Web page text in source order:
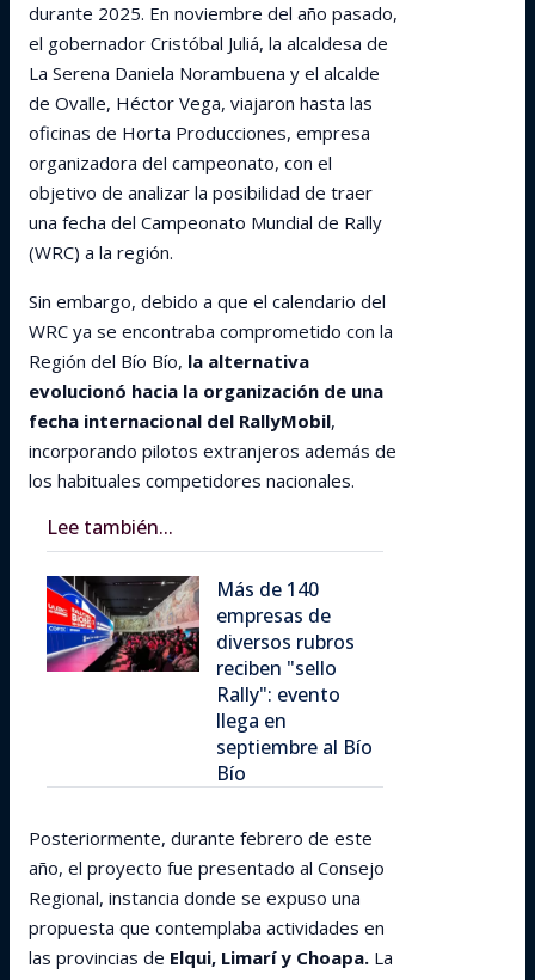
durante 2025. En noviembre del año pasado,
el gobernador Cristóbal Juliá, la alcaldesa de
La Serena Daniela Norambuena y el alcalde
de Ovalle, Héctor Vega, viajaron hasta las
oficinas de Horta Producciones, empresa
organizadora del campeonato, con el
objetivo de analizar la posibilidad de traer
una fecha del Campeonato Mundial de Rally
(WRC) a la región.
Sin embargo, debido a que el calendario del
WRC ya se encontraba comprometido con la
Región del Bío Bío, la alternativa
evolucionó hacia la organización de una
fecha internacional del RallyMobil,
incorporando pilotos extranjeros además de
los habituales competidores nacionales.
Lee también...
Más de 140
empresas de
diversos rubros
reciben "sello
Rally": evento
llega en
septiembre al Bío
Bío
Posteriormente, durante febrero de este
año, el proyecto fue presentado al Consejo
Regional, instancia donde se expuso una
propuesta que contemplaba actividades en
las provincias de Elqui, Limarí y Choapa. La